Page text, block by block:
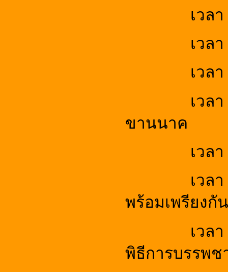
เวล
เวล
เวล
เวล
ขานนาค
เวล
เวล
พร้อมเพรียงกั
เวล
พิธีการบรรพช